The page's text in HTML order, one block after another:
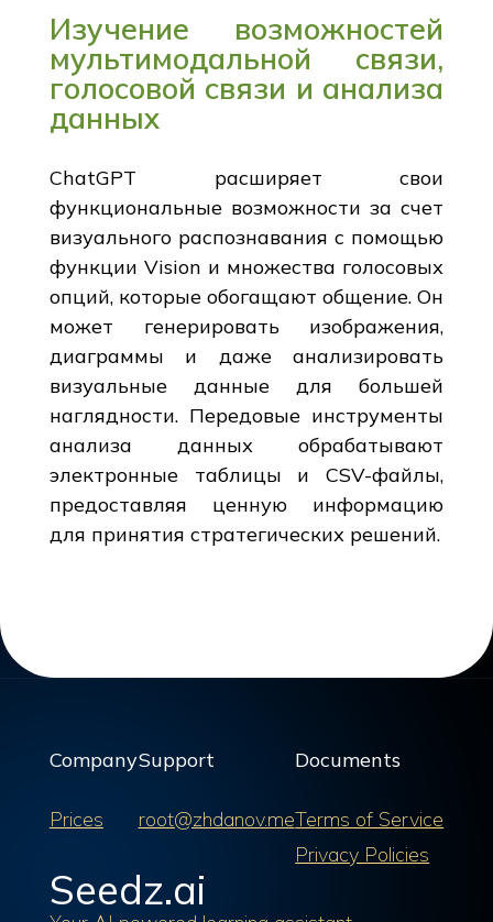
Изучение возможностей
мультимодальной связи,
голосовой связи и анализа
данных
ChatGPT расширяет свои
функциональные возможности за счет
визуального распознавания с помощью
функции Vision и множества голосовых
опций, которые обогащают общение. Он
может генерировать изображения,
диаграммы и даже анализировать
визуальные данные для большей
наглядности. Передовые инструменты
анализа данных обрабатывают
электронные таблицы и CSV-файлы,
предоставляя ценную информацию
для принятия стратегических решений.
Company
Prices
Support
root@zhdanov.me
Documents
Terms of Service
Privacy Policies
Seedz.ai